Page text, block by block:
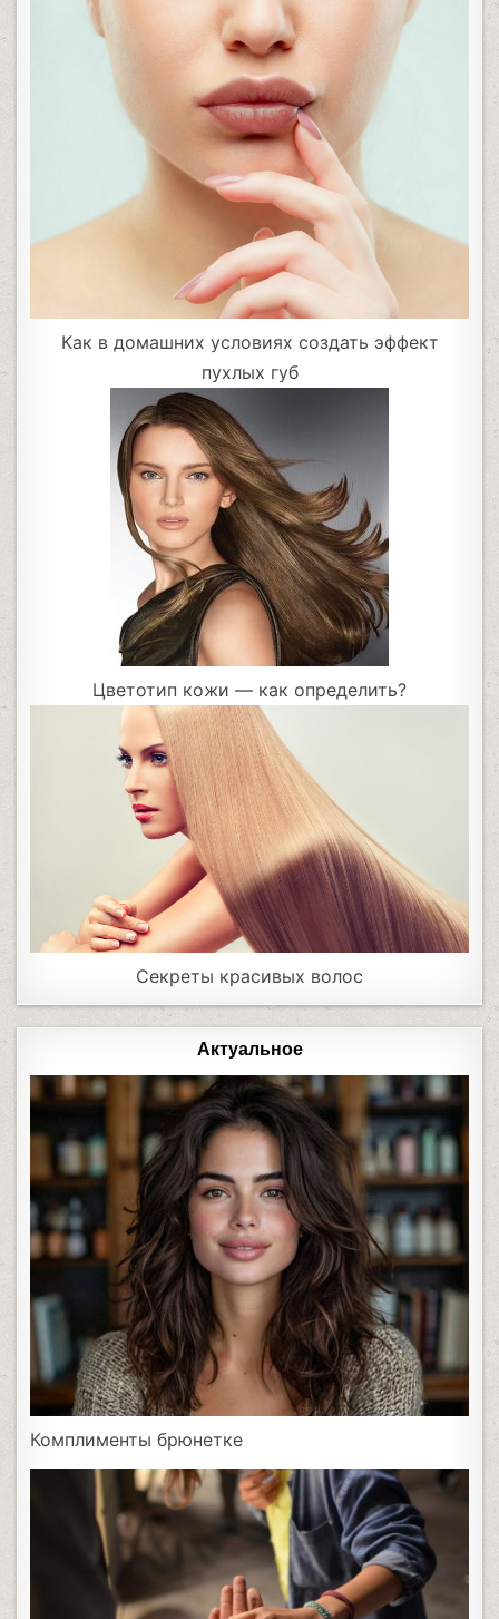
Как в домашних условиях создать эффект
пухлых губ
Цветотип кожи — как определить?
Секреты красивых волос
Актуальное
Комплименты брюнетке